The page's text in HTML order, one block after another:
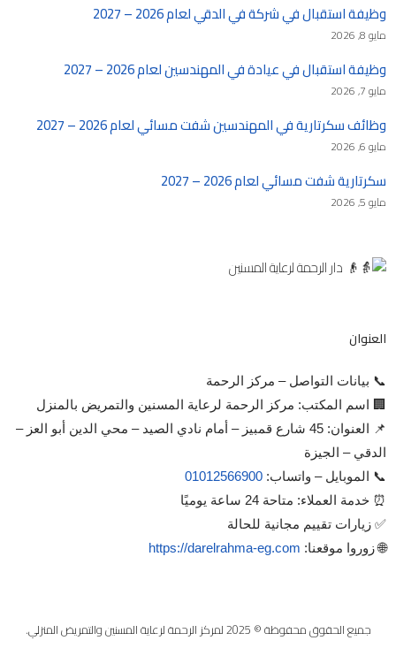
وظيفة استقبال في شركة في الدقي لعام 2026 – 2027
مايو 8, 2026
وظيفة استقبال في عيادة في المهندسين لعام 2026 – 2027
مايو 7, 2026
وظائف سكرتارية في المهندسين شفت مسائي لعام 2026 – 2027
مايو 6, 2026
سكرتارية شفت مسائي لعام 2026 – 2027
مايو 5, 2026
العنوان
📞 بيانات التواصل – مركز الرحمة
🏢 اسم المكتب: مركز الرحمة لرعاية المسنين والتمريض بالمنزل
📌 العنوان: 45 شارع قمبيز – أمام نادي الصيد – محي الدين أبو العز –
الدقي – الجيزة
📞 الموبايل – واتساب:01012566900
⏰ خدمة العملاء: متاحة 24 ساعة يوميًا
✅ زيارات تقييم مجانية للحالة
🌐 زوروا موقعنا: https://darelrahma-eg.com
جميع الحقوق محفوظة © 2025 لمركز الرحمة لرعاية المسنين والتمريض المنزلي.